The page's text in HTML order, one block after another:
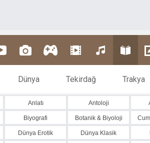
Dünya Tekirdağ Trakya
Anlatı Antoloji
Biyografi Botanik & Biyoloji
Dünya Erotik Dünya Klasik